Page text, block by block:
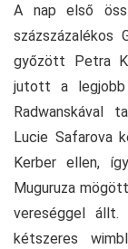
A nap első
százszázalékos
győzött Petra
jutott a legjobb
Radwanskával
Lucie Safarova
Kerber ellen,
Muguruza
vereséggel állt.
kétszeres